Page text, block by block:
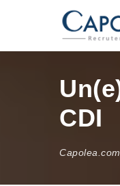
CDI
Capolea.com